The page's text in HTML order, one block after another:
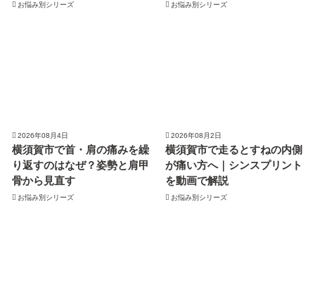
お悩み別シリーズ お悩み別シリーズ
2026年08月4日
横須賀市で首・肩の痛みを繰
り返すのはなぜ？姿勢と肩甲
骨から見直す
お悩み別シリーズ
2026年08月2日
横須賀市で走るとすねの内側
が痛い方へ｜シンスプリント
を動画で解説
お悩み別シリーズ